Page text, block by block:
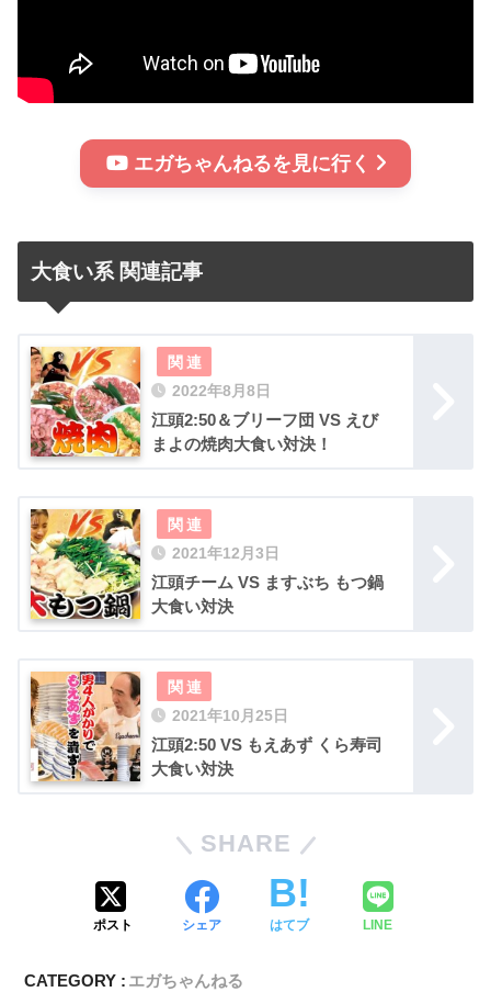
エガちゃんねるを見に行く
大食い系 関連記事
2022年8月8日
江頭2:50＆ブリーフ団 VS えび
まよの焼肉大食い対決！
2021年12月3日
江頭チーム VS ますぶち もつ鍋
大食い対決
2021年10月25日
江頭2:50 VS もえあず くら寿司
大食い対決
SHARE
ポスト シェア はてブ LINE
CATEGORY : エガちゃんねる